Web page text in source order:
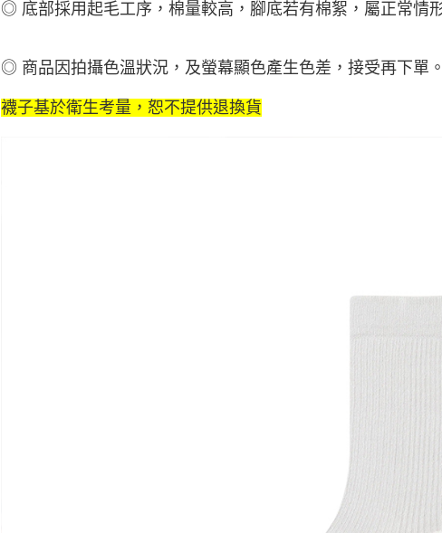
◎ 底部採用起毛工序，棉量較高，腳底若有棉絮，屬正常情
◎ 商品因拍攝色溫狀況，及螢幕顯色產生色差，接受再下單
襪子基於衛生考量，恕不提供退換貨